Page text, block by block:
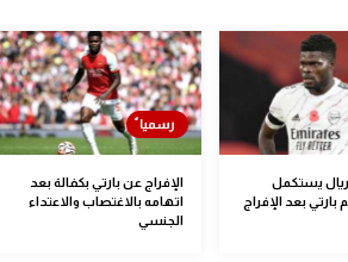
يستكمل
بارتي بعد الإفراج
الإفراج عن بارتي بكفالة بعد
اتهامه بالاغتصاب والاعتداء
الجنسي